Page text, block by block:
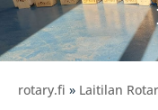
rotary.fi » Laitilan